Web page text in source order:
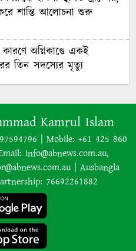
শান্তি আলোচনা শুরু
অগ্নিকাণ্ডে একই
তিন সদস্যের মৃত্যু
অগ্রগতি ঘটেছে:
সঙ্গে বৈঠকের পর ট্রাম্পের
দূত
চেষ্টা রুখে দিতে
ফোর্স’
হত্যাযজ্ঞ: স্বৈরাচার হাসিনা-
পলাতকদের বিরুদ্ধে
পরোয়ানা
Kamrul Islam
| Mobile: +61 425 860
info@abnews.com.au,
| Ausbangla
76692261882